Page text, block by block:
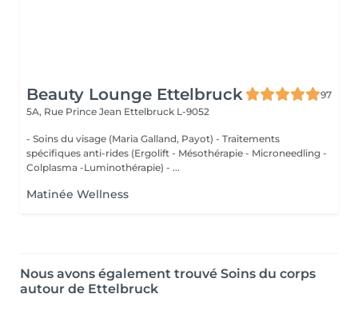
Beauty Lounge Ettelbruck
97
5A, Rue Prince Jean Ettelbruck L-9052
- Soins du visage (Maria Galland, Payot) - Traitements
spécifiques anti-rides (Ergolift - Mésothérapie - Microneedling -
Colplasma -Luminothérapie) - ...
Matinée Wellness
Nous avons également trouvé Soins du corps
autour de Ettelbruck